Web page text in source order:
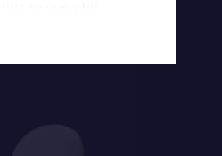
ontving.
door
zijn